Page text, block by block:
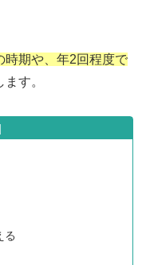
時期や、年2回程度で
す。
る